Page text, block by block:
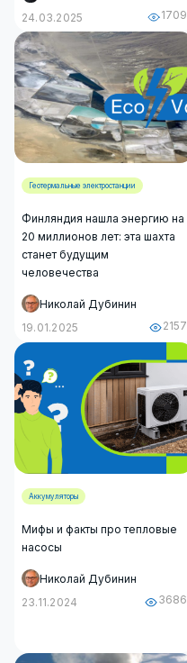
24.03.2025
1709
Геотермальные электростанции
Финляндия нашла энергию на
20 миллионов лет: эта шахта
станет будущим
человечества
Николай Дубинин
19.01.2025
2157
Аккумуляторы
Мифы и факты про тепловые
насосы
Николай Дубинин
23.11.2024
3686